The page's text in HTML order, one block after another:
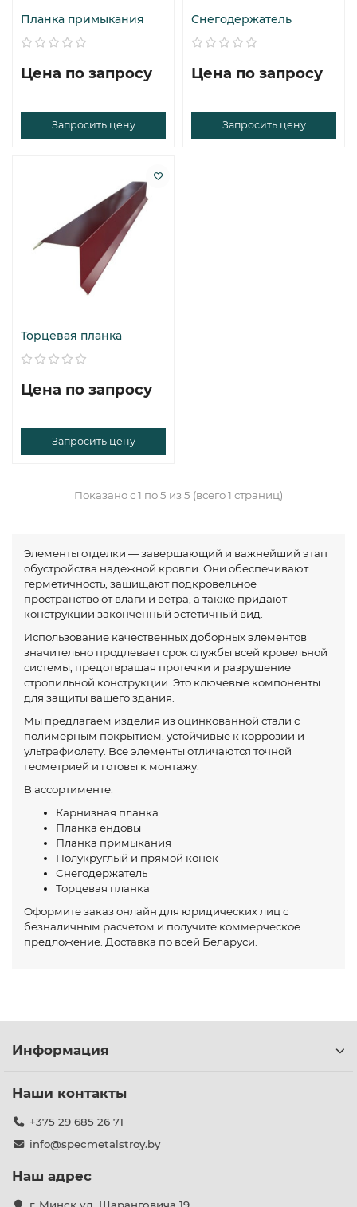
Планка примыкания
Цена по запросу
Запросить цену
Снегодержатель
Цена по запросу
Запросить цену
Торцевая планка
Цена по запросу
Запросить цену
Показано с 1 по 5 из 5 (всего 1 страниц)
Элементы отделки — завершающий и важнейший этап
обустройства надежной кровли. Они обеспечивают
герметичность, защищают подкровельное
пространство от влаги и ветра, а также придают
конструкции законченный эстетичный вид.
Использование качественных доборных элементов
значительно продлевает срок службы всей кровельной
системы, предотвращая протечки и разрушение
стропильной конструкции. Это ключевые компоненты
для защиты вашего здания.
Мы предлагаем изделия из оцинкованной стали с
полимерным покрытием, устойчивые к коррозии и
ультрафиолету. Все элементы отличаются точной
геометрией и готовы к монтажу.
В ассортименте:
Карнизная планка
Планка ендовы
Планка примыкания
Полукруглый и прямой конек
Снегодержатель
Торцевая планка
Оформите заказ онлайн для юридических лиц с
безналичным расчетом и получите коммерческое
предложение. Доставка по всей Беларуси.
Информация
Наши контакты
+375 29 685 26 71
info@specmetalstroy.by
Наш адрес